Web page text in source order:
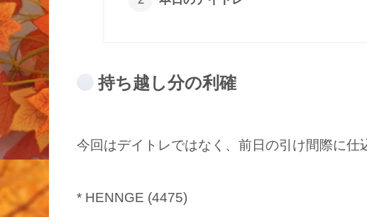
持ち越し分の利確
今回はデイトレではなく、前日の引け間際に仕
* HENNGE (4475)